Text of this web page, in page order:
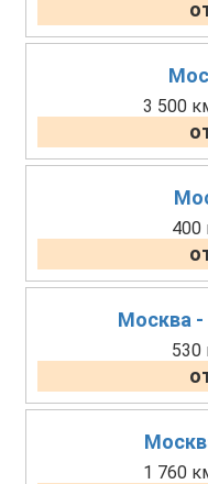
3 500
400
Москва -
530
1 760